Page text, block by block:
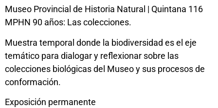
Museo Provincial de Historia Natural | Quintana 116
MPHN 90 años: Las colecciones.
Muestra temporal donde la biodiversidad es el eje
temático para dialogar y reflexionar sobre las
colecciones biológicas del Museo y sus procesos de
conformación.
Exposición permanente